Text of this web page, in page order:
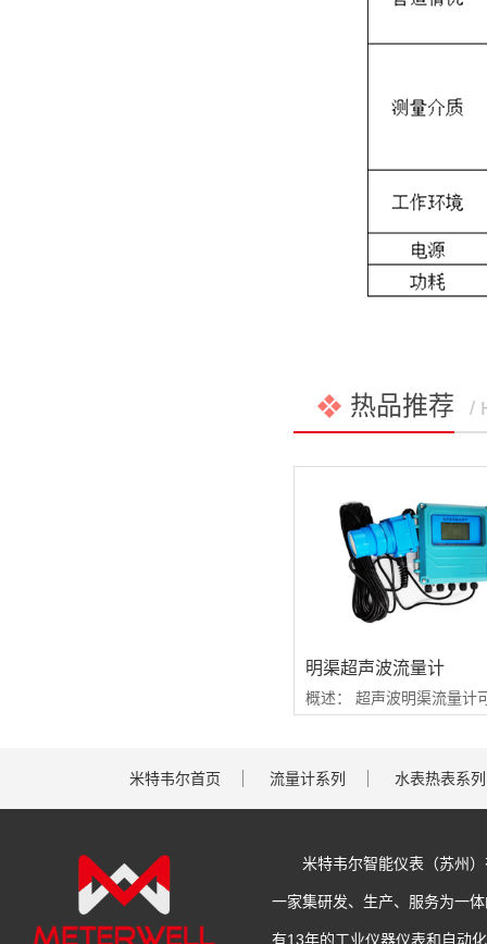
热品推荐 /
明渠超声波流量计
米特韦尔首页 流量计系列 水表热表系列
米特韦尔智能仪表（苏州
一家集研发、生产、服务为一
有13年的工业仪器仪表和自动